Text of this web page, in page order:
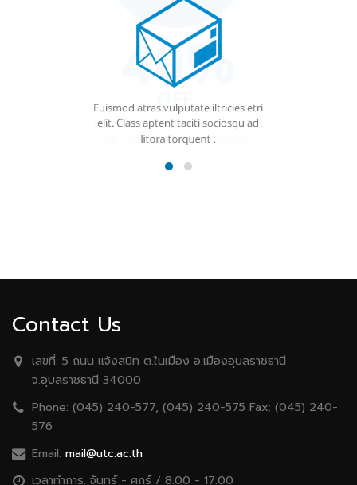
Contact Us
เลขที่: 5 ถนน เเจ้งสนิท ต.ในเมือง อ.เมืองอุบลราชธานี
จ.อุบลราชธานี 34000
Phone: (045) 240-577, (045) 240-575 Fax: (045) 240-
576
Email: mail@utc.ac.th
เวลาทำการ: จันทร์ - ศุกร์ / 8:00 - 17:00